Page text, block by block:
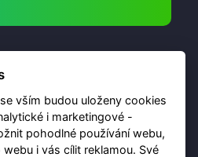
provozujeBrána Jihlavy,
vším budou uloženy cookies
i marketingové -
pohodlné používání webu,
i vás cílit reklamou. Své